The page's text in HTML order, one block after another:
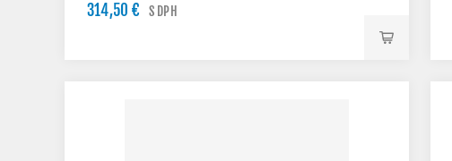
314,50 € S DPH